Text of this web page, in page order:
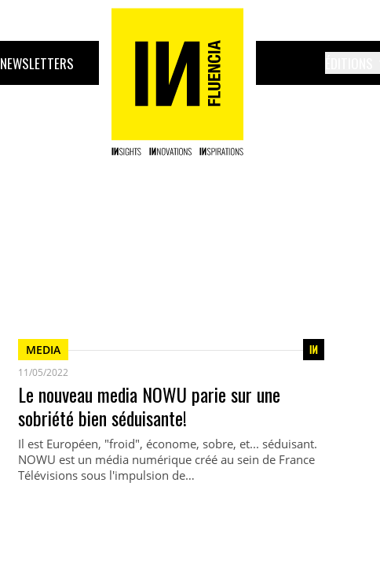
NEWSLETTERS
MEDIA
11/05/2022
Le nouveau media NOWU parie sur une
sobriété bien séduisante!
Il est Européen, "froid", économe, sobre, et... séduisant.
NOWU est un média numérique créé au sein de France
Télévisions sous l'impulsion de…